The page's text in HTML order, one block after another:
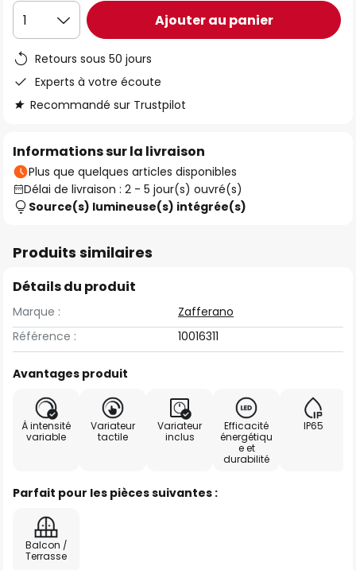
1 Ajouter au panier
Retours sous 50 jours
Experts à votre écoute
Recommandé sur Trustpilot
Informations sur la livraison
Plus que quelques articles disponibles
Délai de livraison : 2 - 5 jour(s) ouvré(s)
Source(s) lumineuse(s) intégrée(s)
Produits similaires
Détails du produit
Marque :
Zafferano
Référence :
10016311
Avantages produit
À intensité
variable
Variateur
tactile
Variateur
inclus
Efficacité
énergétiqu
e et
durabilité
IP65
Parfait pour les pièces suivantes :
Balcon /
Terrasse